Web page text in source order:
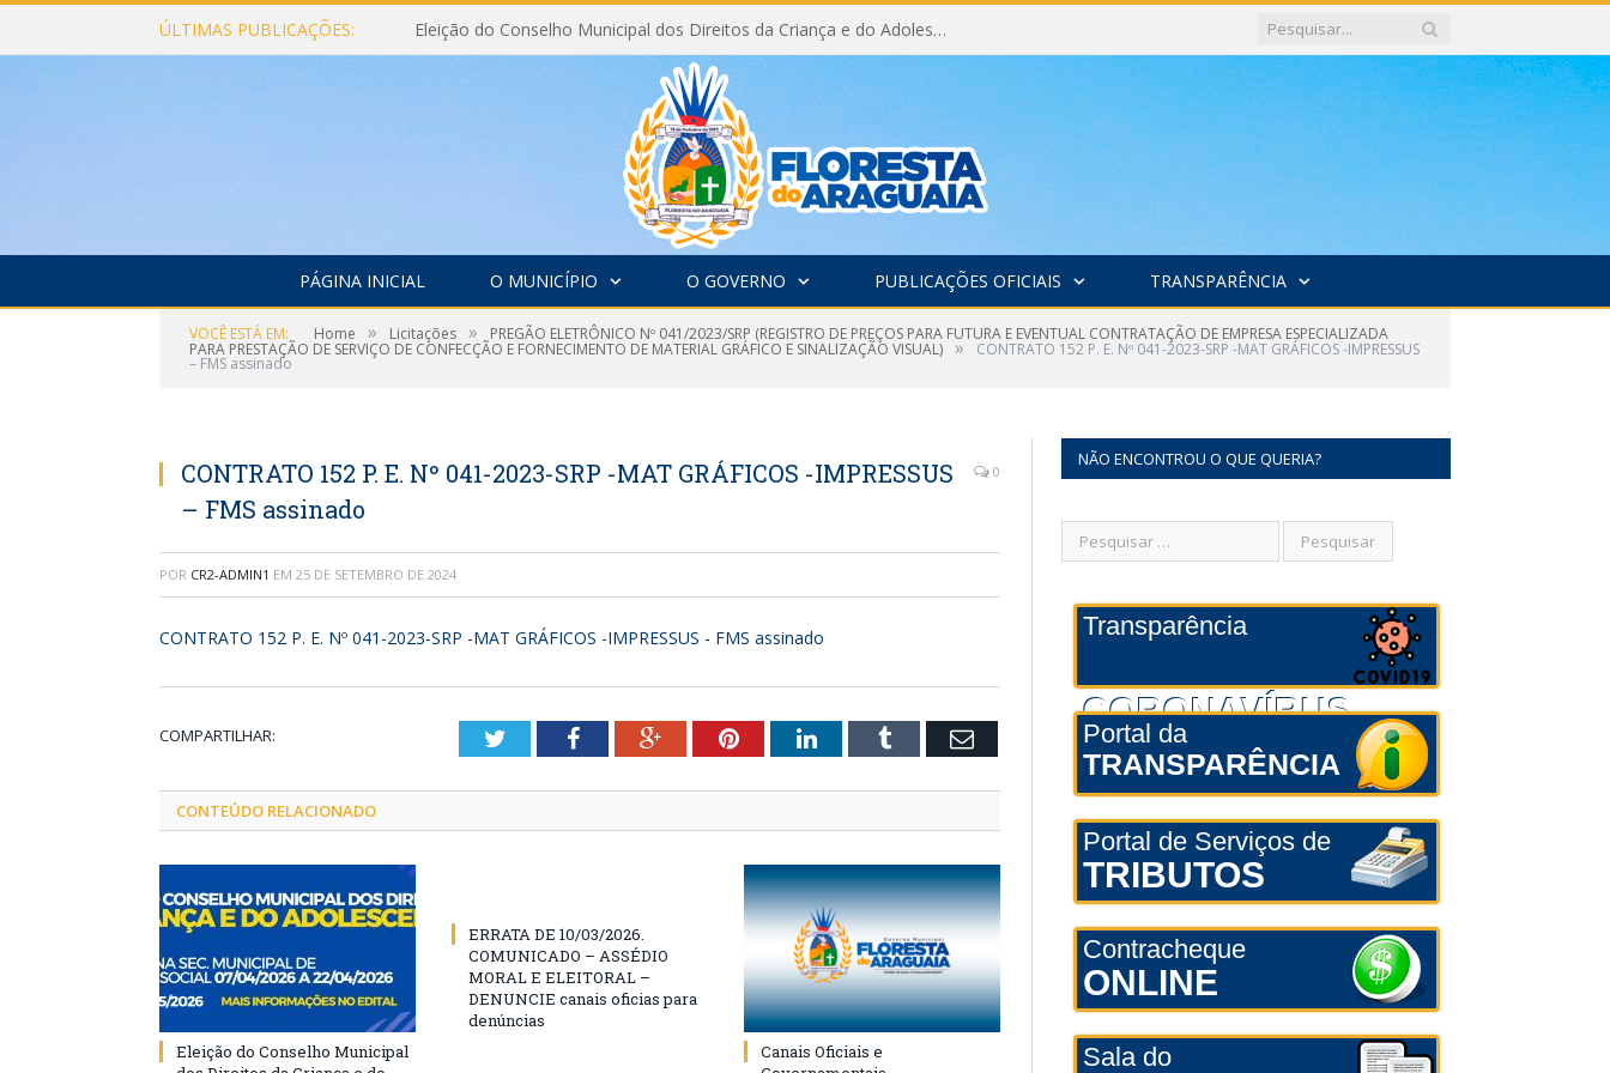
ÚLTIMAS PUBLICAÇÕES: Eleição do Conselho Municipal dos Direitos da Criança e do Adolescente CMDCA 2026
PÁGINA INICIAL O MUNICÍPIO O GOVERNO PUBLICAÇÕES OFICIAIS TRANSPARÊNCIA
VOCÊ ESTÁ EM: Home » Licitações » PREGÃO ELETRÔNICO Nº 041/2023/SRP (REGISTRO DE PREÇOS PARA FUTURA E EVENTUAL CONTRATAÇÃO DE EMPRESA ESPECIALIZADA
PARA PRESTAÇÃO DE SERVIÇO DE CONFECÇÃO E FORNECIMENTO DE MATERIAL GRÁFICO E SINALIZAÇÃO VISUAL) » CONTRATO 152 P. E. Nº 041-2023-SRP -MAT GRÁFICOS -IMPRESSUS
– FMS assinado
CONTRATO 152 P. E. Nº 041-2023-SRP -MAT GRÁFICOS -IMPRESSUS
– FMS assinado
0
POR CR2-ADMIN1 EM 25 DE SETEMBRO DE 2024
CONTRATO 152 P. E. Nº 041-2023-SRP -MAT GRÁFICOS -IMPRESSUS - FMS assinado
COMPARTILHAR: TwitterFacebookGoogle+PinterestLinkedInTumblr Email
CONTEÚDO RELACIONADO
Eleição do Conselho Municipal
ERRATA DE 10/03/2026.
COMUNICADO – ASSÉDIO
MORAL E ELEITORAL –
DENUNCIE canais oficias para
denúncias
Canais Oficiais e
NÃO ENCONTROU O QUE QUERIA?
Transparência
CORONAVÍRUS
Portal da
TRANSPARÊNCIA
Portal de Serviços de
TRIBUTOS
Contracheque
ONLINE
Sala do